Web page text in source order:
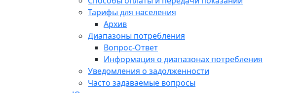
Тарифы для населения
Архив
Диапазоны потребления
Вопрос-Ответ
Информация о диапазонах потребления
Уведомления о задолженности
Часто задаваемые вопросы